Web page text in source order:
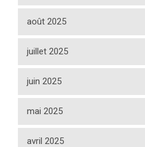
août 2025
juillet 2025
juin 2025
mai 2025
avril 2025